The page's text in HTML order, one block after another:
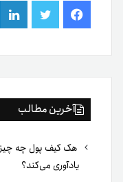
فیس
بوک
توییتر
آخرین مطالب
هک کیف پول چه چیزی
یادآوری می‌کند؟